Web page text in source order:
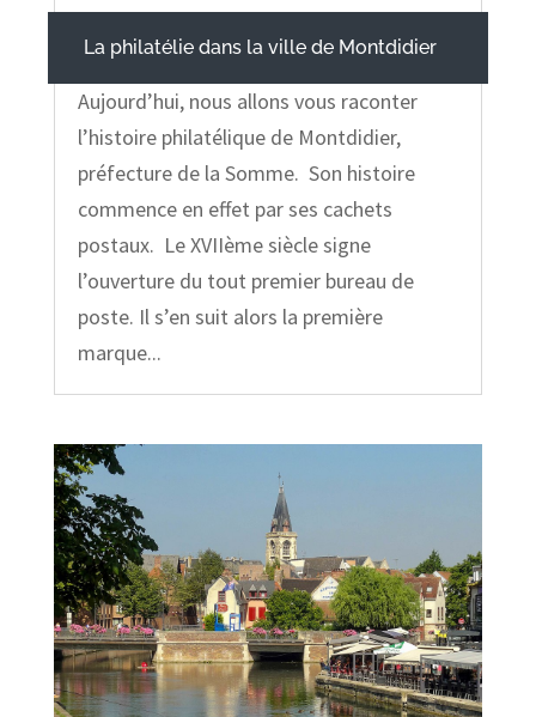
La philatélie dans la ville de Montdidier
Aujourd’hui, nous allons vous raconter
l’histoire philatélique de Montdidier,
préfecture de la Somme. Son histoire
commence en effet par ses cachets
postaux. Le XVIIème siècle signe
l’ouverture du tout premier bureau de
poste. Il s’en suit alors la première
marque...